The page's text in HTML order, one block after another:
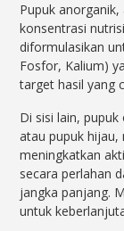
Pupuk
konsentrasi
diformulasikan
Fosfor, Kalium)
target hasil yang
Di sisi lain,
atau pupuk
meningkatkan
secara perlahan
jangka panjang.
untuk